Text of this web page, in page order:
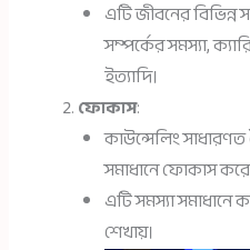
এটি জীবনের বিভিন্ন
সম্পর্কের সমস্যা,
ইত্যাদি।
ফোকাস:
কাউন্সেলিং
সমাধানে ফোকাস
এটি সমস্যা
শেখায়।